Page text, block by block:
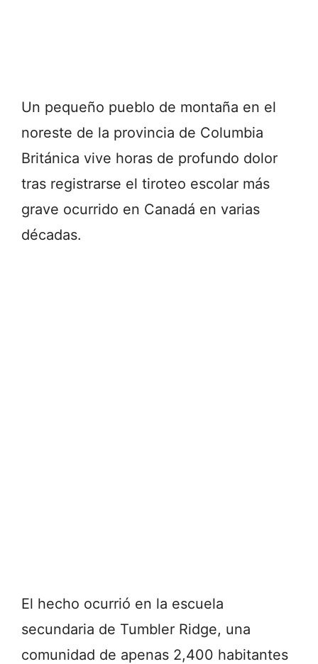
Un pequeño pueblo de montaña en el
noreste de la provincia de Columbia
Británica vive horas de profundo dolor
tras registrarse el tiroteo escolar más
grave ocurrido en Canadá en varias
décadas.
El hecho ocurrió en la escuela
secundaria de Tumbler Ridge, una
comunidad de apenas 2,400 habitantes